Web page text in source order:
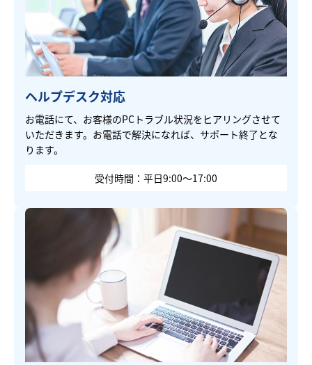
ヘルプデスク対応
お電話にて、お客様のPCトラブル状況をヒアリングさせて
いただきます。お電話で解決になれば、サポート終了とな
ります。
受付時間：平日9:00～17:00